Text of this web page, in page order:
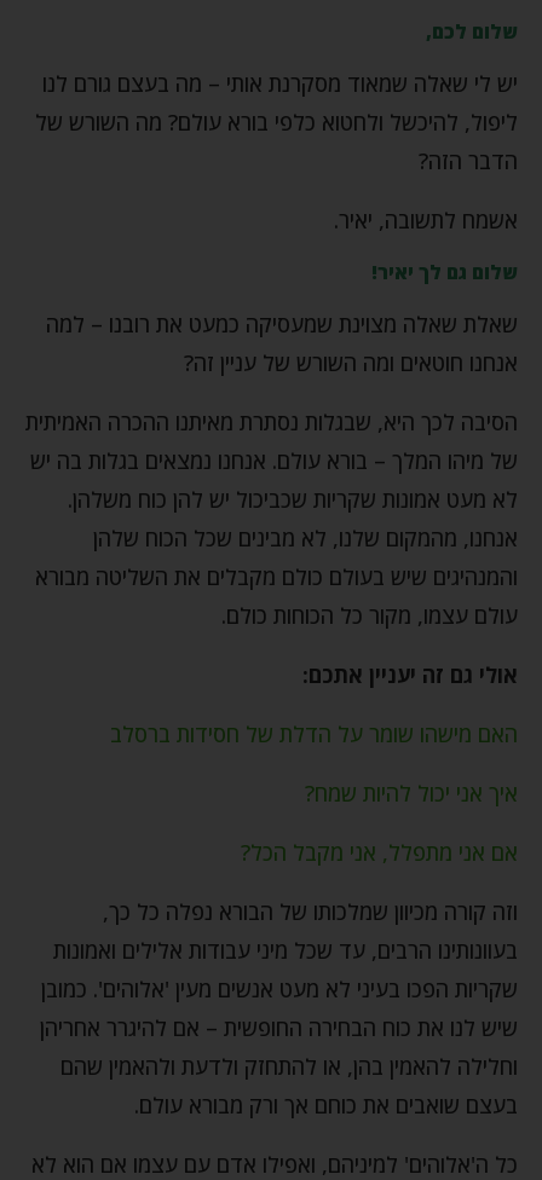
שלום לכם,
יש לי שאלה שמאוד מסקרנת אותי – מה בעצם גורם לנו
ליפול, להיכשל ולחטוא כלפי בורא עולם? מה השורש של
הדבר הזה?
אשמח לתשובה, יאיר.
שלום גם לך יאיר!
שאלת שאלה מצוינת שמעסיקה כמעט את רובנו – למה
אנחנו חוטאים ומה השורש של עניין זה?
הסיבה לכך היא, שבגלות נסתרת מאיתנו ההכרה האמיתית
של מיהו המלך – בורא עולם. אנחנו נמצאים בגלות בה יש
לא מעט אמונות שקריות שכביכול יש להן כוח משלהן.
אנחנו, מהמקום שלנו, לא מבינים שכל הכוח שלהן
והמנהיגים שיש בעולם כולם מקבלים את השליטה מבורא
עולם עצמו, מקור כל הכוחות כולם.
אולי גם זה יעניין אתכם:
האם מישהו שומר על הדלת של חסידות ברסלב
איך אני יכול להיות שמח?
אם אני מתפלל, אני מקבל הכל?
וזה קורה מכיוון שמלכותו של הבורא נפלה כל כך,
בעוונותינו הרבים, עד שכל מיני עבודות אלילים ואמונות
שקריות הפכו בעיני לא מעט אנשים מעין 'אלוהים'. כמובן
שיש לנו את כוח הבחירה החופשית – אם להיגרר אחריהן
וחלילה להאמין בהן, או להתחזק ולדעת ולהאמין שהם
בעצם שואבים את כוחם אך ורק מבורא עולם.
כל ה'אלוהים' למיניהם, ואפילו אדם עם עצמו אם הוא לא